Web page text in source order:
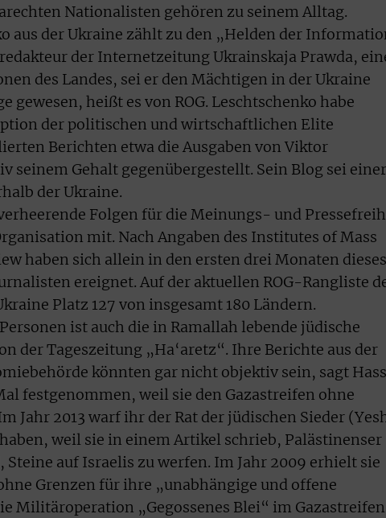
Nationalisten gehören zu seinem Alltag.
aus der Ukraine zählt zu den „Helden der
der Internetzeitung Ukrainskaja Prawda,
des Landes, sei er den Mächtigen in der Ukraine
gewesen, heißt es von ROG. Leschtschenko habe
der politischen und wirtschaftlichen Elite
Berichten etwa die Ausgaben von Viktor
seinem Gehalt gegenübergestellt. Sein Blog sei einer
der Ukraine.
Folgen für die Meinungs- und
mit. Nach Angaben des Institutes of Mass
haben sich allein in den ersten drei Monaten dieses
ereignet. Auf der aktuellen ROG-Rangliste
Platz 127 von insgesamt 180 Ländern.
ist auch die in Ramallah lebende jüdische
der Tageszeitung „Ha‘aretz“. Ihre Berichte aus der
könnten gar nicht objektiv sein, sagt
festgenommen, weil sie den Gazastreifen ohne
Jahr 2013 warf ihr der Rat der jüdischen Sieder
weil sie in einem Artikel schrieb, Palästinenser
auf Israelis zu werfen. Im Jahr 2009 erhielt sie
Grenzen für ihre „unabhängige und offene
Militäroperation „Gegossenes Blei“ im